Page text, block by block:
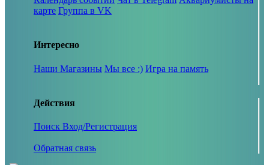
карте Группа в VK
Интересно
Наши Магазины Мы все :) Игра на память
Действия
Поиск Вход/Регистрация
Обратная связь